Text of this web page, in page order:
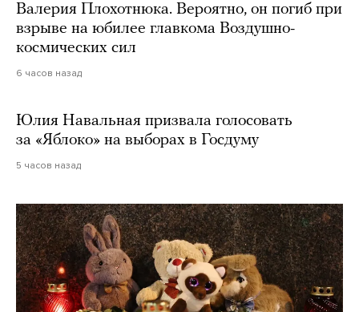
Валерия Плохотнюка. Вероятно, он погиб при
взрыве на юбилее главкома Воздушно-
космических сил
6 часов назад
Юлия Навальная призвала голосовать
за «Яблоко» на выборах в Госдуму
5 часов назад